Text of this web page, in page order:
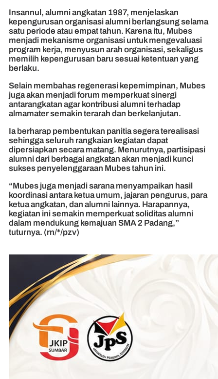
Insannul, alumni angkatan 1987, menjelaskan
kepengurusan organisasi alumni berlangsung selama
satu periode atau empat tahun. Karena itu, Mubes
menjadi mekanisme organisasi untuk mengevaluasi
program kerja, menyusun arah organisasi, sekaligus
memilih kepengurusan baru sesuai ketentuan yang
berlaku.
Selain membahas regenerasi kepemimpinan, Mubes
juga akan menjadi forum memperkuat sinergi
antarangkatan agar kontribusi alumni terhadap
almamater semakin terarah dan berkelanjutan.
Ia berharap pembentukan panitia segera terealisasi
sehingga seluruh rangkaian kegiatan dapat
dipersiapkan secara matang. Menurutnya, partisipasi
alumni dari berbagai angkatan akan menjadi kunci
sukses penyelenggaraan Mubes tahun ini.
“Mubes juga menjadi sarana menyampaikan hasil
koordinasi antara ketua umum, jajaran pengurus, para
ketua angkatan, dan alumni lainnya. Harapannya,
kegiatan ini semakin memperkuat soliditas alumni
dalam mendukung kemajuan SMA 2 Padang,”
tuturnya. (rn/*/pzv)